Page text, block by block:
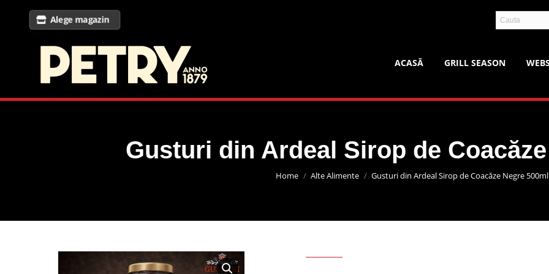
Alege magazin
ACASĂ GRILL SEASON
Gusturi din Ardeal Sirop de
You are here:
Home Alte Alimente Gusturi din Ardeal Sirop de Coacăze Negre 500ml